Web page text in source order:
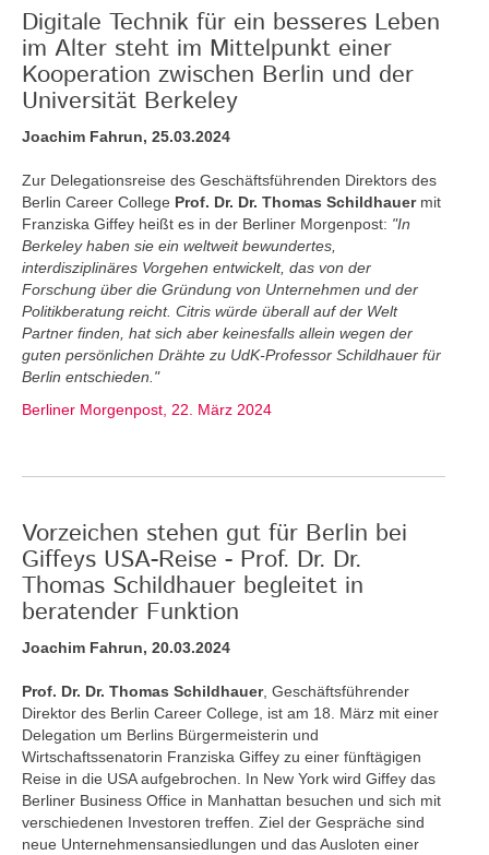
Digitale Technik für ein besseres Leben
im Alter steht im Mittelpunkt einer
Kooperation zwischen Berlin und der
Universität Berkeley
Joachim Fahrun, 25.03.2024
Zur Delegationsreise des Geschäftsführenden Direktors des
Berlin Career College Prof. Dr. Dr. Thomas Schildhauermit
Franziska Giffey heißt es in der Berliner Morgenpost: "In
Berkeley haben sie ein weltweit bewundertes,
interdisziplinäres Vorgehen entwickelt, das von der
Forschung über die Gründung von Unternehmen und der
Politikberatung reicht. Citris würde überall auf der Welt
Partner finden, hat sich aber keinesfalls allein wegen der
guten persönlichen Drähte zu UdK-Professor Schildhauer für
Berlin entschieden."
Berliner Morgenpost, 22. März 2024
Vorzeichen stehen gut für Berlin bei
Giffeys USA-Reise - Prof. Dr. Dr.
Thomas Schildhauer begleitet in
beratender Funktion
Joachim Fahrun, 20.03.2024
Prof. Dr. Dr. Thomas Schildhauer, Geschäftsführender
Direktor des Berlin Career College, ist am 18. März mit einer
Delegation um Berlins Bürgermeisterin und
Wirtschaftssenatorin Franziska Giffey zu einer fünftägigen
Reise in die USA aufgebrochen. In New York wird Giffey das
Berliner Business Office in Manhattan besuchen und sich mit
verschiedenen Investoren treffen. Ziel der Gespräche sind
neue Unternehmensansiedlungen und das Ausloten einer